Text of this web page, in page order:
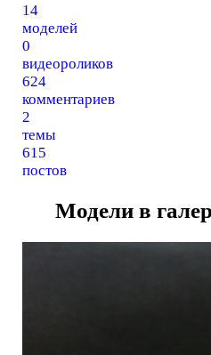
14
моделей
0
видеороликов
624
комментариев
2
темы
615
постов
Модели в